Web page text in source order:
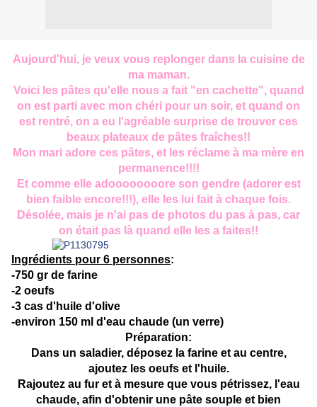
Aujourd'hui, je veux vous replonger dans la cuisine de
ma maman.
Voici les pâtes qu'elle nous a fait "en cachette", quand
on est parti avec mon chéri pour un soir, et quand on
est rentré, on a eu l'agréable surprise de trouver ces
beaux plateaux de pâtes fraîches!!
Mon mari adore ces pâtes, et les réclame à ma mère en
permanence!!!!
Et comme elle adoooooooore son gendre (adorer est
bien faible encore!!!), elle les lui fait à chaque fois.
Désolée, mais je n'ai pas de photos du pas à pas, car
on était pas là quand elle les a faites!!
Ingrédients pour 6 personnes:
-750 gr de farine
-2 oeufs
-3 cas d'huile d'olive
-environ 150 ml d'eau chaude (un verre)
Préparation:
Dans un saladier, déposez la farine et au centre,
ajoutez les oeufs et l'huile.
Rajoutez au fur et à mesure que vous pétrissez, l'eau
chaude, afin d'obtenir une pâte souple et bien